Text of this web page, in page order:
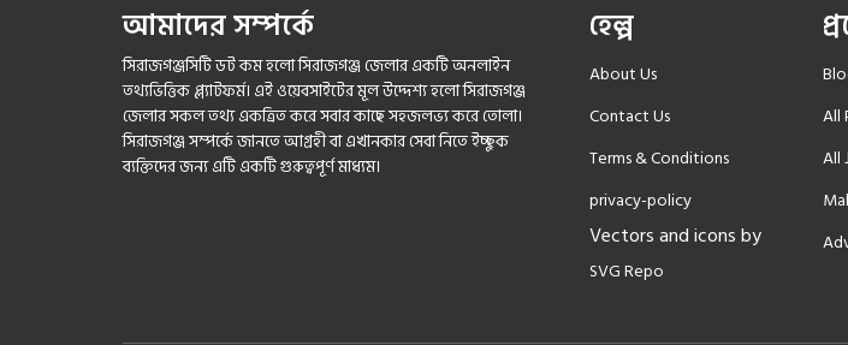
আমাদের সম্পর্কে
সিরাজগঞ্জসিটি ডট কম হলো সিরাজগঞ্জ জেলার একটি অনলাইন
তথ্যভিত্তিক প্ল্যাটফর্ম। এই ওয়েবসাইটের মূল উদ্দেশ্য হলো সিরাজগঞ্জ
জেলার সকল তথ্য একত্রিত করে সবার কাছে সহজলভ্য করে তোলা।
সিরাজগঞ্জ সম্পর্কে জানতে আগ্রহী বা এখানকার সেবা নিতে ইচ্ছুক
ব্যক্তিদের জন্য এটি একটি গুরুত্বপূর্ণ মাধ্যম।
হেল্প
About Us
Contact Us
Terms & Conditions
privacy-policy
Vectors and icons by
SVG Repo
All
All